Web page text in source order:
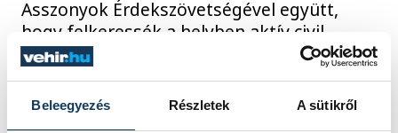
Beleegyezés Részletek A sütikről
Asszonyok Érdekszövetségével együtt,
hogy felkeressék a helyben aktív civil
szervezeteket, vagy éppen
nagycsaládosokat és speciális
lekvárkészítő gépet adományozzanak
nekik.